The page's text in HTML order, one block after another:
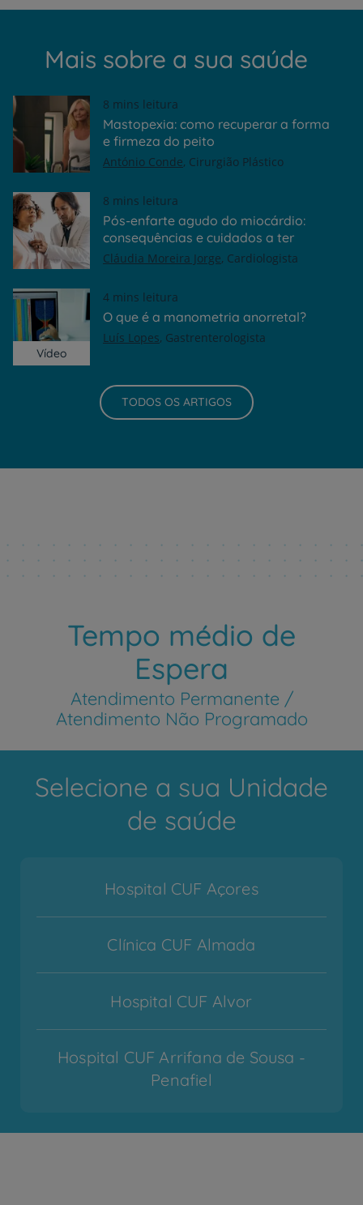
Mais sobre a sua saúde
8 mins leitura
Mastopexia: como recuperar a forma
e firmeza do peito
António Conde Cirurgião Plástico
8 mins leitura
Pós-enfarte agudo do miocárdio:
consequências e cuidados a ter
Cláudia Moreira Jorge Cardiologista
Vídeo
4 mins leitura
O que é a manometria anorretal?
Luís Lopes Gastrenterologista
TODOS OS ARTIGOS
Tempo médio de
Espera
Atendimento Permanente /
Atendimento Não Programado
Selecione a sua Unidade
de saúde
Hospital CUF Açores
Clínica CUF Almada
Hospital CUF Alvor
Hospital CUF Arrifana de Sousa -
Penafiel
Hospital CUF Cascais